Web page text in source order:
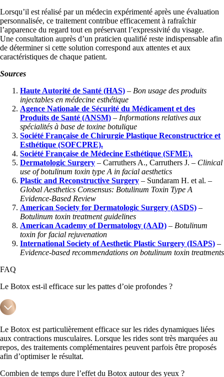
Lorsqu’il est réalisé par un médecin expérimenté après une évaluation
personnalisée, ce traitement contribue efficacement à rafraîchir
l’apparence du regard tout en préservant l’expressivité du visage.
Une consultation auprès d’un praticien qualifié reste indispensable afin
de déterminer si cette solution correspond aux attentes et aux
caractéristiques de chaque patient.
Sources
Haute Autorité de Santé (HAS) – Bon usage des produits
injectables en médecine esthétique
Agence Nationale de Sécurité du Médicament et des
Produits de Santé (ANSM) – Informations relatives aux
spécialités à base de toxine botulique
Société Française de Chirurgie Plastique Reconstructrice et
Esthétique (SOFCPRE).
Société Française de Médecine Esthétique (SFME).
Dermatologic Surgery – Carruthers A., Carruthers J. – Clinical
use of botulinum toxin type A in facial aesthetics
Plastic and Reconstructive Surgery – Sundaram H. et al. –
Global Aesthetics Consensus: Botulinum Toxin Type A
Evidence-Based Review
American Society for Dermatologic Surgery (ASDS) –
Botulinum toxin treatment guidelines
American Academy of Dermatology (AAD) – Botulinum
toxin for facial rejuvenation
International Society of Aesthetic Plastic Surgery (ISAPS) –
Evidence-based recommendations on botulinum toxin treatments
FAQ
Le Botox est-il efficace sur les pattes d’oie profondes ?
Le Botox est particulièrement efficace sur les rides dynamiques liées
aux contractions musculaires. Lorsque les rides sont très marquées au
repos, des traitements complémentaires peuvent parfois être proposés
afin d’optimiser le résultat.
Combien de temps dure l’effet du Botox autour des yeux ?